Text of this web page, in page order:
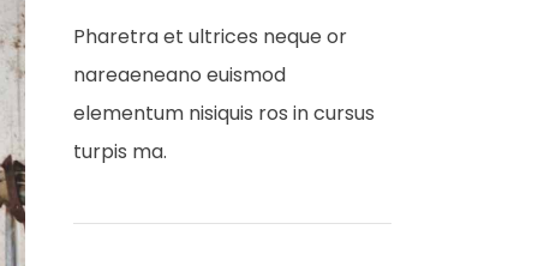
Pharetra et ultrices neque or
nareaeneano euismod
elementum nisiquis ros in cursus
turpis ma.